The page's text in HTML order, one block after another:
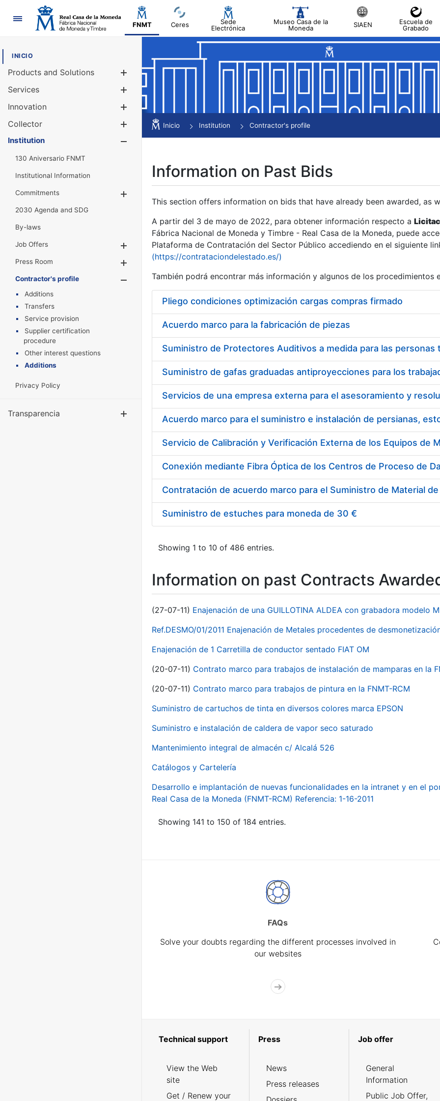
Navigation
FNMT Ceres
Sede
Electrónica
Museo Casa de la
Moneda
SIAEN
Escuela de
Grabado
INICIO
Products and Solutions
Services
Innovation
Collector
Show/Hide
Institution
130 Aniversario FNMT
Institutional Information
Commitments
2030 Agenda and SDG
By-laws
Job Offers
Show/Hide
Press Room
Show/Hide
Contractor's profile
Show/Hide
Additions
Transfers
Service provision
Supplier certification
procedure
Other interest questions
Additions
Privacy Policy
Transparencia Show/Hide
Inicio Institution Contractor's profile
Information on Past Bids
This section offers information on bids that have already been awarded, as
A partir del 3 de mayo de 2022, para obtener información respecto a
Fábrica Nacional de Moneda y Timbre - Real Casa de la Moneda, puede
Plataforma de Contratación del Sector Público accediendo en el siguiente
(https://contrataciondelestado.es/)
También podrá encontrar más información y algunos de los procedimientos
Pliego condiciones optimización cargas compras firmado
Acuerdo marco para la fabricación de piezas
Acuerdo marco para el suministro e instalación de persianas,
Suministro de estuches para moneda de 30 €
Showing 1 to 10 of 486 entries.
Information on past Contracts
(27-07-11) Enajenación de una GUILLOTINA ALDEA con grabadora modelo
Ref.DESMO/01/2011 Enajenación de Metales procedentes de
Enajenación de 1 Carretilla de conductor sentado FIAT OM
(20-07-11) Contrato marco para trabajos de instalación de mamparas en la
(20-07-11) Contrato marco para trabajos de pintura en la FNMT-RCM
Suministro de cartuchos de tinta en diversos colores marca EPSON
Suministro e instalación de caldera de vapor seco saturado
Mantenimiento integral de almacén c/ Alcalá 526
Catálogos y Cartelería
Desarrollo e implantación de nuevas funcionalidades en la intranet y en el
Real Casa de la Moneda (FNMT-RCM) Referencia: 1-16-2011
Showing 141 to 150 of 184 entries.
FAQs
Solve your doubts regarding the different processes involved in
our websites
Technical support
View the Web
site
Get / Renew your
Press
News
Press releases
Job offer
General
Information
Public Job Offer,